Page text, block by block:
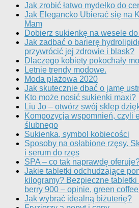
Jak zrobić łatwo mydełko do
Jak Elegancko Ubierać się na
Mam
Dobierz sukienkę na wesele
Jak zadbać o barierę
przywrócić jej zdrowie i blask?
Dlaczego kobiety pokochały
Letnie trendy modowe.
Moda plażowa 2020
Jak skutecznie dbać o jamę
Kto może nosić sukienki maxi?
Liu Jo – otwórz swój sklep
Kompozycja wspomnień, czyli
ślubnego
Sukienka, symbol kobiecości
Sposoby na osłabione rzęsy.
i serum do rzęs
SPA – co tak naprawdę
Jakie tabletki odchudzające
kilogramy? Bezpieczne
berry 900 – opinie, green
Jak wybrać idealną biżuterię?